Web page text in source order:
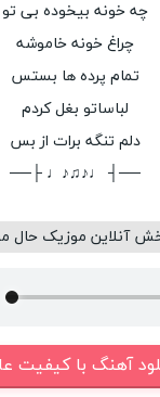
چه خونه بیخوده بی تو
چراغ خونه خاموشه
تمام پرده ها بستس
لباساتو بغل کردم
دلم تنگه برات از بس
──┤ ♩♪♫♪♩ ├──
آنلاین موزیک حال
آهنگ با کیفیت